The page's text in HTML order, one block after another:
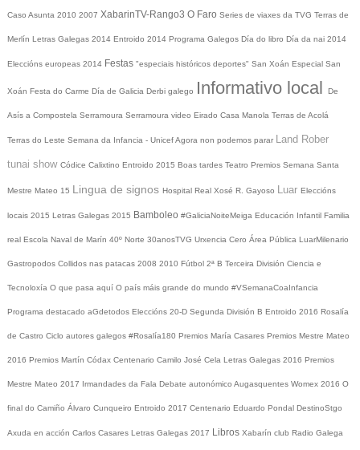
Caso Asunta 2010 2007 XabarinTV-Rango3 O Faro Series de viaxes da TVG Terras de
Merlín Letras Galegas 2014 Entroido 2014 Programa Galegos Día do libro Día da nai 2014
Eleccións europeas 2014 Festas "especiais históricos deportes" San Xoán Especial San
Xoán Festa do Carme Día de Galicia Derbi galego Informativo local De
Asís a Compostela Serramoura Serramoura video Eirado Casa Manola Terras de Acolá
Terras do Leste Semana da Infancia - UnicefAgora non podemos parar Land Rober
tunai show Códice Calixtino Entroido 2015 Boas tardes Teatro Premios Semana Santa
Mestre Mateo 15 Lingua de signos Hospital Real Xosé R. Gayoso Luar Eleccións
locais 2015 Letras Galegas 2015 Bamboleo #GaliciaNoiteMeiga Educación Infantil Familia
real Escola Naval de Marín 40º Norte 30anosTVG Urxencia Cero Área Pública LuarMilenario
Gastropodos Collidos nas patacas 2008 2010 Fútbol 2ª B Terceira División Ciencia e
Tecnoloxía O que pasa aquí O país máis grande do mundo #VSemanaCoaInfancia
Programa destacado aGdetodos Eleccións 20-D Segunda División B Entroido 2016 Rosalía
de Castro Ciclo autores galegos #Rosalía180 Premios María Casares Premios Mestre Mateo
2016 Premios Martín Códax Centenario Camilo José Cela Letras Galegas 2016 Premios
Mestre Mateo 2017 Irmandades da Fala Debate autonómico Augasquentes Womex 2016 O
final do Camiño Álvaro Cunqueiro Entroido 2017 Centenario Eduardo Pondal DestinoStgo
Axuda en acción Carlos Casares Letras Galegas 2017 Libros Xabarín club Radio Galega